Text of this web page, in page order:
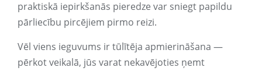
praktiskā iepirkšanās pieredze var sniegt papildu
pārliecību pircējiem pirmo reizi.
Vēl viens ieguvums ir tūlītēja apmierināšana —
pērkot veikalā, jūs varat nekavējoties ņemt